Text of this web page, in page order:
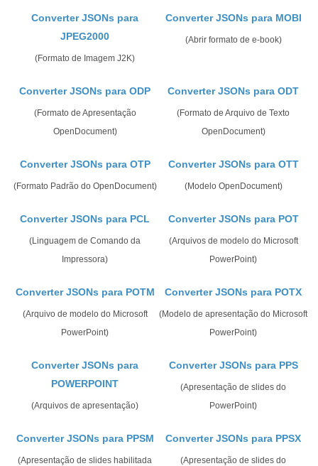
Converter JSONs para
JPEG2000
(Formato de Imagem J2K)
Converter JSONs para MOBI
(Abrir formato de e-book)
Converter JSONs para ODP
(Formato de Apresentação
OpenDocument)
Converter JSONs para ODT
(Formato de Arquivo de Texto
OpenDocument)
Converter JSONs para OTP
(Formato Padrão do OpenDocument)
Converter JSONs para OTT
(Modelo OpenDocument)
Converter JSONs para PCL
(Linguagem de Comando da
Impressora)
Converter JSONs para POT
(Arquivos de modelo do Microsoft
PowerPoint)
Converter JSONs para POTM
(Arquivo de modelo do Microsoft
PowerPoint)
Converter JSONs para POTX
(Modelo de apresentação do Microsoft
PowerPoint)
Converter JSONs para
POWERPOINT
(Arquivos de apresentação)
Converter JSONs para PPS
(Apresentação de slides do
PowerPoint)
Converter JSONs para PPSM
(Apresentação de slides habilitada
Converter JSONs para PPSX
(Apresentação de slides do